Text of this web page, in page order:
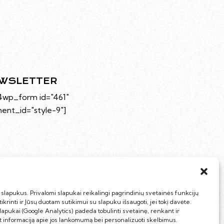
Privalomi slapukai reikalingi pagrindinių svetainės funkcijų
ir Jūsų duotam sutikimui su slapuku išsaugoti, jei tokį davėte.
(Google Analytics) padeda tobulinti svetainę, renkant ir
informaciją apie jos lankomumą bei personalizuoti skelbimus.
id="461"
9"]